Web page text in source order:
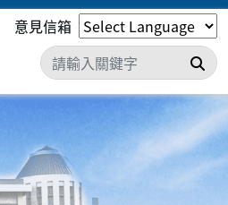
意見信箱
搜